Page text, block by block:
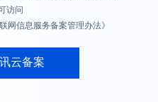
访问
网信息服务备案管理办法》
云备案